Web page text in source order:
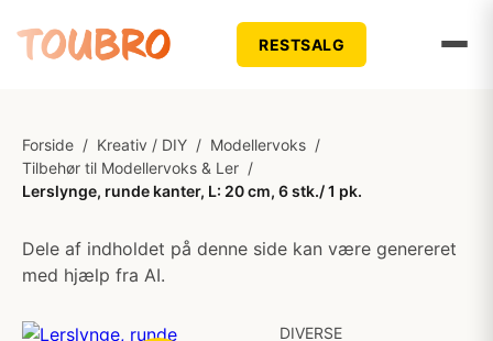
RESTSALG
Forside / Kreativ / DIY / Modellervoks /
Tilbehør til Modellervoks & Ler /
Lerslynge, runde kanter, L: 20 cm, 6 stk./ 1 pk.
Dele af indholdet på denne side kan være genereret
med hjælp fra AI.
DIVERSE